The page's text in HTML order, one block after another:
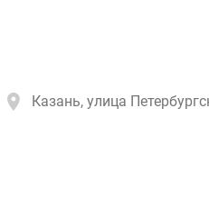
Казань, улица